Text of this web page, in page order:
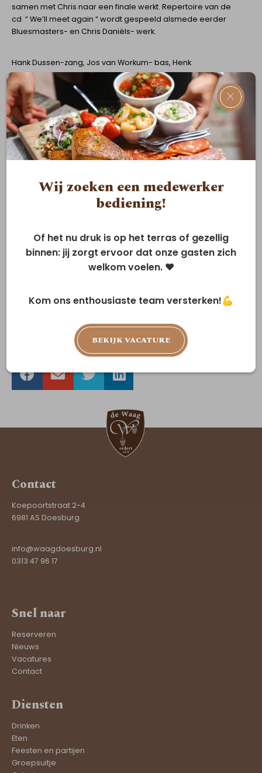
samen met Chris naar een finale werkt. Repertoire van de
cd “ We’ll meet again “ wordt gespeeld alsmede eerder
Bluesmasters- en Chris Daniëls- werk.
Hank Dussen-zang, Jos van Workum- bas, Henk
Schoemaker-drums, Tonny Boerboom-gitaar, Raimond de
Nijs-hammond en keys, Frits Rosingh-sax, Bonny Bus-
trompet, Chris Daniëls-gitaar en vocals, Hans Brouwer-
geluid.
https://www.fyconline.com/chris-daniels-and-the-kings
Contact
Koepoortstraat 2-4
6981 AS Doesburg
info@waagdoesburg.nl
0313 47 96 17
Snel naar
Reserveren
Nieuws
Vacatures
Contact
Diensten
Drinken
Eten
Feesten en partijen
Groepsuitje
Wij zoeken een medewerker
bediening!
Of het nu druk is op het terras of gezellig
binnen: jij zorgt ervoor dat onze gasten zich
welkom voelen. ❤️
Kom ons enthousiaste team versterken!💪
BEKIJK VACATURE
×